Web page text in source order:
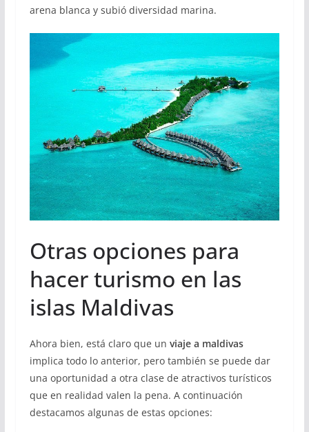
arena blanca y subió diversidad marina.
Otras opciones para
hacer turismo en las
islas Maldivas
Ahora bien, está claro que un viaje a maldivas
implica todo lo anterior, pero también se puede dar
una oportunidad a otra clase de atractivos turísticos
que en realidad valen la pena. A continuación
destacamos algunas de estas opciones: